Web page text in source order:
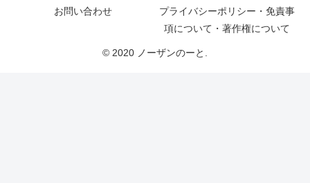
お問い合わせ
プライバシーポリシー・免責事
項について・著作権について
© 2020 ノーザンのーと.